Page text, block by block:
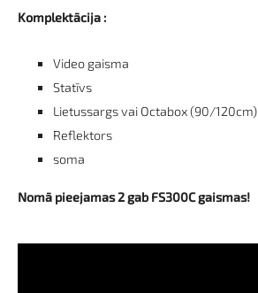
Komplektācija :
Video gaisma
Statīvs
Lietussargs vai Octabox (90/120cm)
Reflektors
soma
Nomā pieejamas 2 gab FS300C gaismas!